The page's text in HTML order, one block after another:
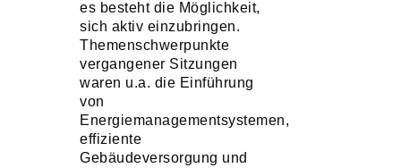
es besteht die Möglichkeit,
sich aktiv einzubringen.
Themenschwerpunkte
vergangener Sitzungen
waren u.a. die Einführung
von
Energiemanagementsystemen,
effiziente
Gebäudeversorgung und